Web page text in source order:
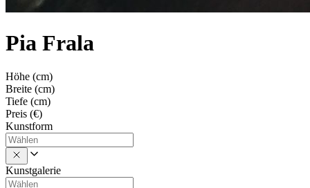
Pia Frala
Höhe (cm)
Breite (cm)
Tiefe (cm)
Preis (€)
Kunstform
Kunstgalerie